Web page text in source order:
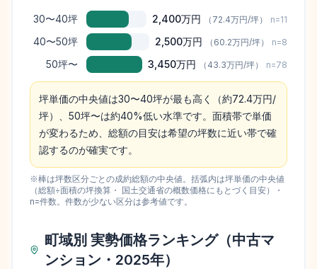
30〜40坪 2,400万円 （ 72.4万円/坪） n=11
40〜50坪 2,500万円 （ 60.2万円/坪） n=8
50坪〜 3,450万円 （ 43.3万円/坪） n=78
坪単価の中央値は30〜40坪が最も高く（約72.4万円/
坪）、50坪〜は約40%低い水準です。面積帯で単価
が変わるため、総額の目安は希望の坪数に近い帯で確
認するのが確実です。
※棒は坪数区分ごとの成約総額の中央値。括弧内は坪単価の中央値
（総額÷面積の坪換算・ 国土交通省の概数価格にもとづく目安）・
n=件数。件数が少ない区分は参考値です。
町域別 実勢価格ランキング（中古マ
ンション・2025年）